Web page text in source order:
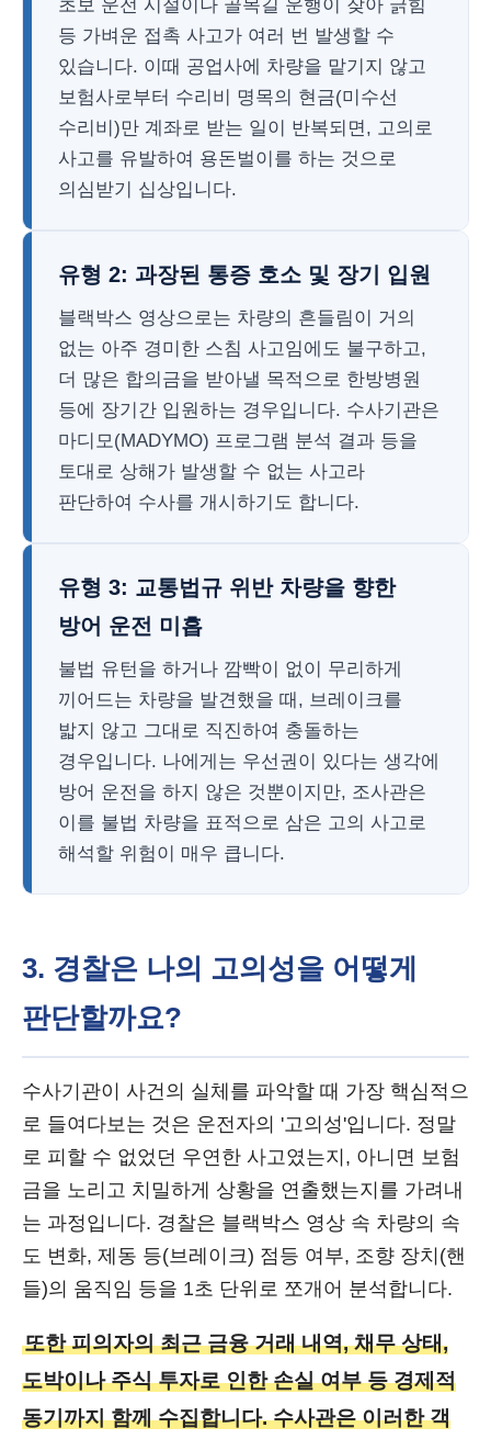
초보 운전 시절이나 골목길 운행이 잦아 긁힘
등 가벼운 접촉 사고가 여러 번 발생할 수
있습니다. 이때 공업사에 차량을 맡기지 않고
보험사로부터 수리비 명목의 현금(미수선
수리비)만 계좌로 받는 일이 반복되면, 고의로
사고를 유발하여 용돈벌이를 하는 것으로
의심받기 십상입니다.
유형 2: 과장된 통증 호소 및 장기 입원
블랙박스 영상으로는 차량의 흔들림이 거의
없는 아주 경미한 스침 사고임에도 불구하고,
더 많은 합의금을 받아낼 목적으로 한방병원
등에 장기간 입원하는 경우입니다. 수사기관은
마디모(MADYMO) 프로그램 분석 결과 등을
토대로 상해가 발생할 수 없는 사고라
판단하여 수사를 개시하기도 합니다.
유형 3: 교통법규 위반 차량을 향한
방어 운전 미흡
불법 유턴을 하거나 깜빡이 없이 무리하게
끼어드는 차량을 발견했을 때, 브레이크를
밟지 않고 그대로 직진하여 충돌하는
경우입니다. 나에게는 우선권이 있다는 생각에
방어 운전을 하지 않은 것뿐이지만, 조사관은
이를 불법 차량을 표적으로 삼은 고의 사고로
해석할 위험이 매우 큽니다.
3. 경찰은 나의 고의성을 어떻게
판단할까요?
수사기관이 사건의 실체를 파악할 때 가장 핵심적으
로 들여다보는 것은 운전자의 '고의성'입니다. 정말
로 피할 수 없었던 우연한 사고였는지, 아니면 보험
금을 노리고 치밀하게 상황을 연출했는지를 가려내
는 과정입니다. 경찰은 블랙박스 영상 속 차량의 속
도 변화, 제동 등(브레이크) 점등 여부, 조향 장치(핸
들)의 움직임 등을 1초 단위로 쪼개어 분석합니다.
또한 피의자의 최근 금융 거래 내역, 채무 상태,
도박이나 주식 투자로 인한 손실 여부 등 경제적
동기까지 함께 수집합니다. 수사관은 이러한 객